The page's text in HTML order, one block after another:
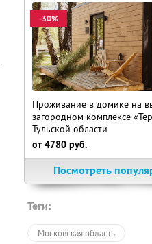
-30%
Проживание в домике на
загородном комплексе
Тульской области
от 4780 руб.
Посмотреть
Теги:
Московская область